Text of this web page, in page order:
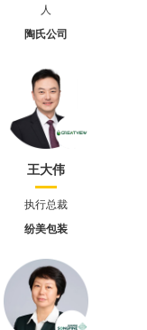
人
陶氏公司
王大伟
执行总裁
纷美包装